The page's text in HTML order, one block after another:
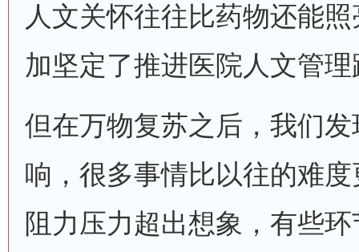
人文关怀往往比药物还能
加坚定了推进医院人文管
但在万物复苏之后，我们
响，很多事情比以往的难
阻力压力超出想象，有些